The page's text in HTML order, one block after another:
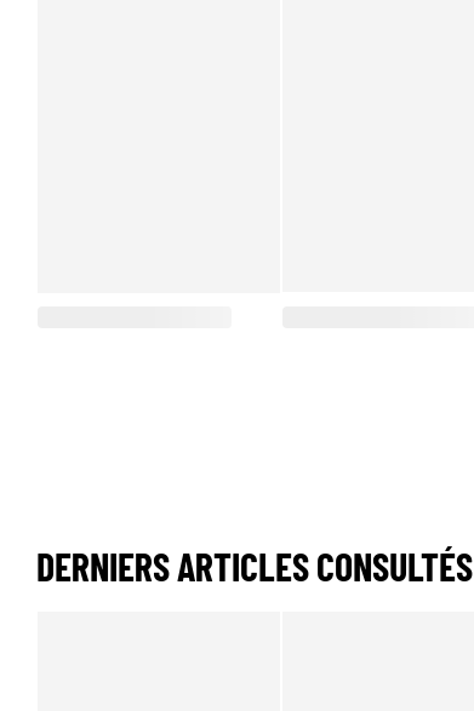
DERNIERS ARTICLES CONSULTÉS